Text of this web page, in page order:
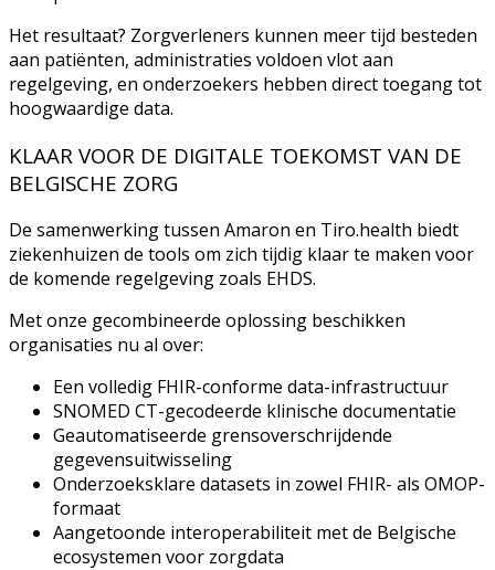
Het resultaat? Zorgverleners kunnen meer tijd besteden
aan patiënten, administraties voldoen vlot aan
regelgeving, en onderzoekers hebben direct toegang tot
hoogwaardige data.
KLAAR VOOR DE DIGITALE TOEKOMST VAN DE
BELGISCHE ZORG
De samenwerking tussen Amaron en Tiro.health biedt
ziekenhuizen de tools om zich tijdig klaar te maken voor
de komende regelgeving zoals EHDS.
Met onze gecombineerde oplossing beschikken
organisaties nu al over:
Een volledig FHIR-conforme data-infrastructuur
SNOMED CT-gecodeerde klinische documentatie
Geautomatiseerde grensoverschrijdende
gegevensuitwisseling
Onderzoeksklare datasets in zowel FHIR- als OMOP-
formaat
Aangetoonde interoperabiliteit met de Belgische
ecosystemen voor zorgdata